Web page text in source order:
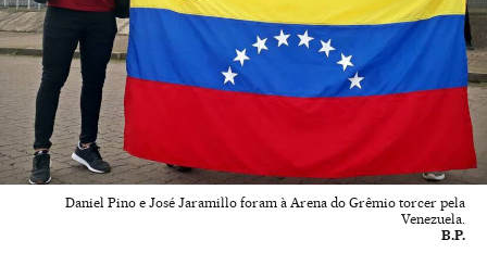
Daniel Pino e José Jaramillo foram à Arena do Grêmio torcer pela
Venezuela.
B.P.